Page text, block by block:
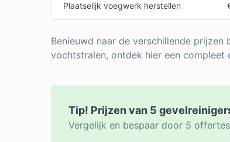
Plaatselijk voegwerk herstellen
Benieuwd naar de verschillende
vochtstralen, ontdek hier een compleet
Tip! Prijzen van 5
Vergelijk en bespaar door 5